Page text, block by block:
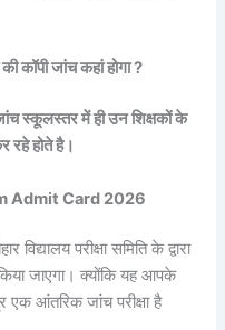
कॉपी जांच कहां होगा ?
जांच स्कूलस्तर में ही उन शिक्षकों के
रहे होते है।
Admit Card 2026
विद्यालय परीक्षा समिति के द्वारा
जाएगा। क्योंकि यह आपके
एक आंतरिक जांच परीक्षा है